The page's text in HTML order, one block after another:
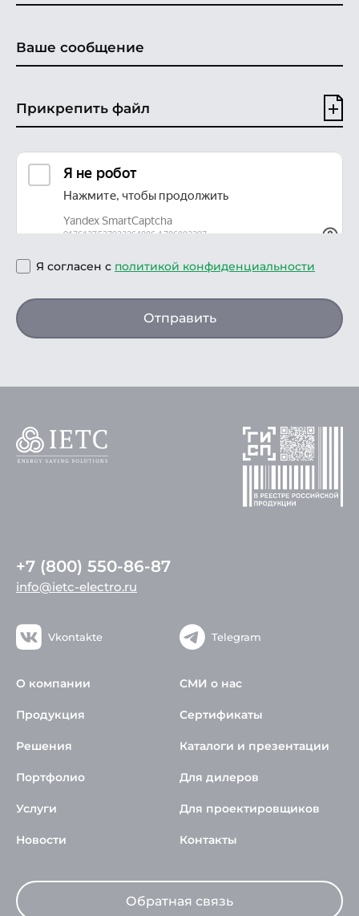
Прикрепить файл
Я согласен с политикой конфиденциальности
Отправить
+7 (800) 550-86-87
info@ietc-electro.ru
Vkontakte Telegram
О компании
Продукция
Решения
Портфолио
Услуги
Новости
СМИ о нас
Сертификаты
Каталоги и презентации
Для дилеров
Для проектировщиков
Контакты
Обратная связь